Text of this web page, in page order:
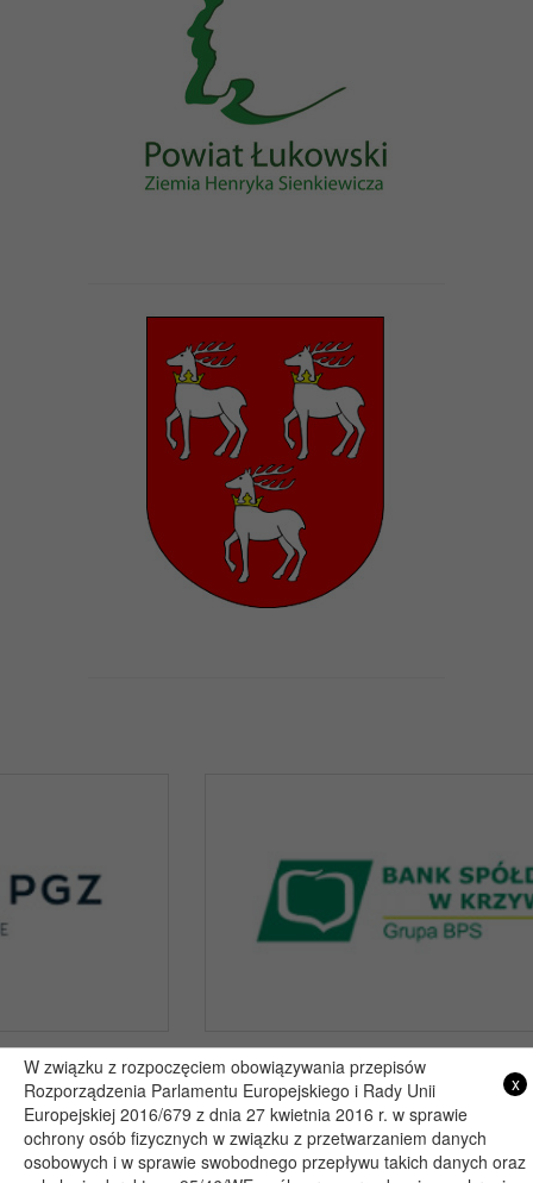
Copyright 2019@ - Muzeum Henryka Sienkiewicza w Woli Okrzejskiej
Projekt i wykonanie: itlu.pl
x
W związku z rozpoczęciem obowiązywania przepisów
Rozporządzenia Parlamentu Europejskiego i Rady Unii
Europejskiej 2016/679 z dnia 27 kwietnia 2016 r. w sprawie
ochrony osób fizycznych w związku z przetwarzaniem danych
osobowych i w sprawie swobodnego przepływu takich danych oraz